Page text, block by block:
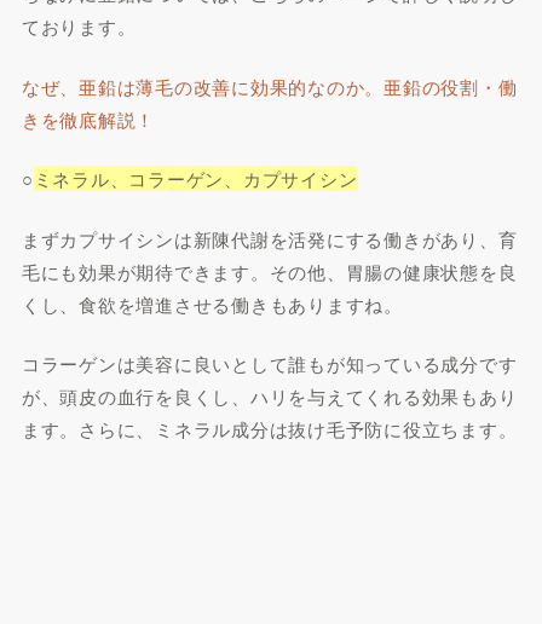
ております。
なぜ、亜鉛は薄毛の改善に効果的なのか。亜鉛の役割・働
きを徹底解説！
○ ミネラル、コラーゲン、カプサイシン
まずカプサイシンは新陳代謝を活発にする働きがあり、育
毛にも効果が期待できます。その他、胃腸の健康状態を良
くし、食欲を増進させる働きもありますね。
コラーゲンは美容に良いとして誰もが知っている成分です
が、頭皮の血行を良くし、ハリを与えてくれる効果もあり
ます。さらに、ミネラル成分は抜け毛予防に役立ちます。